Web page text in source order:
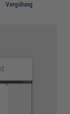
Vergütung